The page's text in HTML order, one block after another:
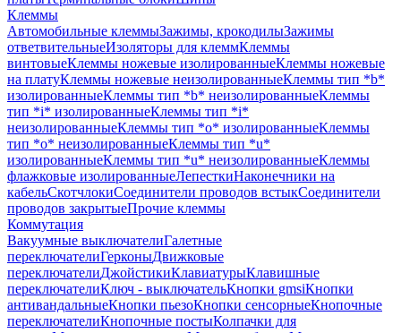
Клеммы
Автомобильные клеммыЗажимы, крокодилыЗажимы
ответвительныеИзоляторы для клеммКлеммы
винтовыеКлеммы ножевые изолированныеКлеммы ножевые
на платуКлеммы ножевые неизолированныеКлеммы тип *b*
изолированныеКлеммы тип *b* неизолированныеКлеммы
тип *i* изолированныеКлеммы тип *i*
неизолированныеКлеммы тип *o* изолированныеКлеммы
тип *o* неизолированныеКлеммы тип *u*
изолированныеКлеммы тип *u* неизолированныеКлеммы
флажковые изолированныеЛепесткиНаконечники на
кабельСкотчлокиСоединители проводов встыкСоединители
проводов закрытыеПрочие клеммы
Коммутация
Вакуумные выключателиГалетные
переключателиГерконыДвижковые
переключателиДжойстикиКлавиатурыКлавишные
переключателиКлюч - выключательКнопки gmsiКнопки
антивандальныеКнопки пьезоКнопки сенсорныеКнопочные
переключателиКнопочные постыКолпачки для